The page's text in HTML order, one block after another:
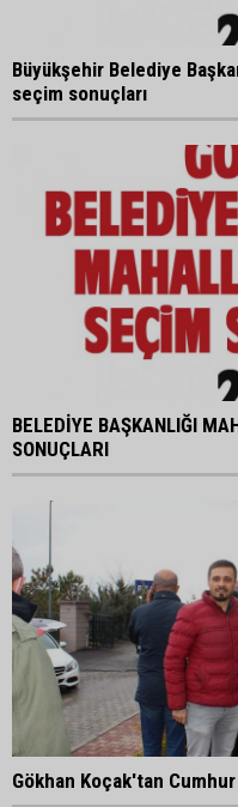
Büyükşehir Belediye
seçim sonuçları
BELEDİYE BAŞKANLIĞI
SONUÇLARI
Gökhan Koçak'tan